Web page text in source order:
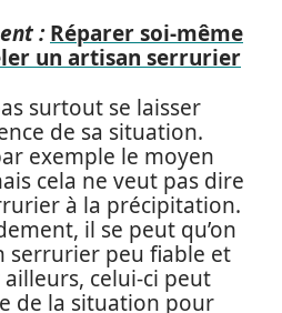
: Réparer soi-même
un artisan serrurier
surtout se laisser
de sa situation.
exemple le moyen
cela ne veut pas dire
à la précipitation.
il se peut qu’on
serrurier peu fiable et
celui-ci peut
de la situation pour